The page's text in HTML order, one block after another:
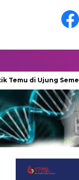
Ujung Semesta